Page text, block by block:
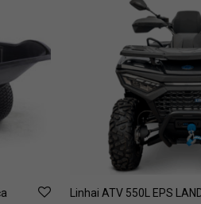
Linhai ATV 550L EPS